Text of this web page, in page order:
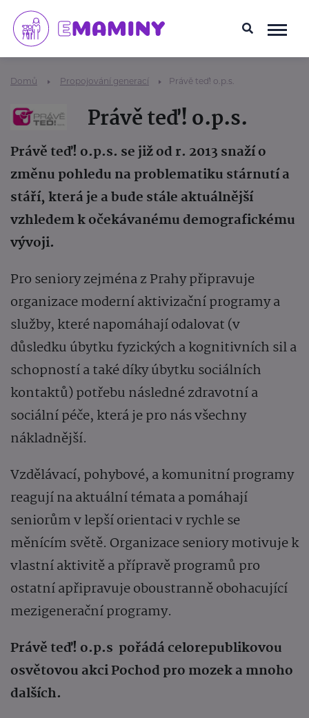
Domů Propojování generací Právě teď! o.p.s.
Právě teď! o.p.s.
Právě teď! o.p.s. se již od r. 2013 snaží o
změnu pohledu na problematiku stárnutí a
stáří, která je a bude stále aktuálnější
vzhledem k očekávanému demografickému
vývoji.
Pro seniory zejména z Prahy připravuje
organizace moderní aktivizační programy a
služby, které napomáhají odalovat (v
důsledku úbytku fyzických a kognitivních sil a
schopností a také díky úbytku sociálních
kontaktů) potřebu následné zdravotní a
sociální péče, která je pro nás všechny
nákladnější.
Vzdělávací, pohybové, a komunitní programy
reagují na aktuální témata a pomáhají
seniorům v lepší orientaci v rychle se
měnícím světě. Organizace seniory motivuje k
vlastní aktivitě a přípravě programů pro
ostatní apřipravuje oboustranně obohacující
mezigenerační programy.
Právě teď! o.p.s pořádá celorepublikovou
osvětovou akci Pochod pro mozek a mnoho
dalších.